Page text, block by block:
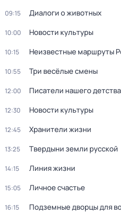
09:15 Диалоги о животных
10:00 Новости культуры
10:15 Неизвестные маршруты
10:55 Три весёлые смены
12:00 Писатели нашего детства
12:30 Новости культуры
12:45 Хранители жизни
13:25 Твердыни земли русской
14:15 Линия жизни
15:05 Личное счастье
16:15 Подземные дворцы для